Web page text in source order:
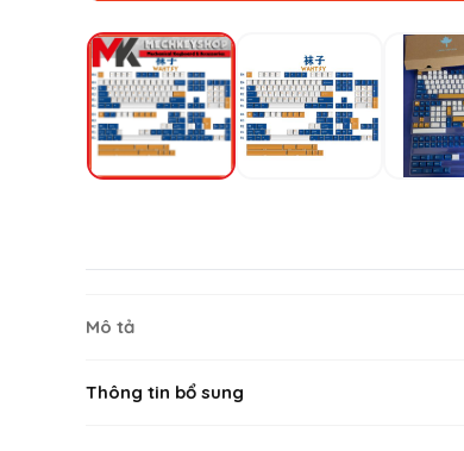
Mô tả
Thông tin bổ sung